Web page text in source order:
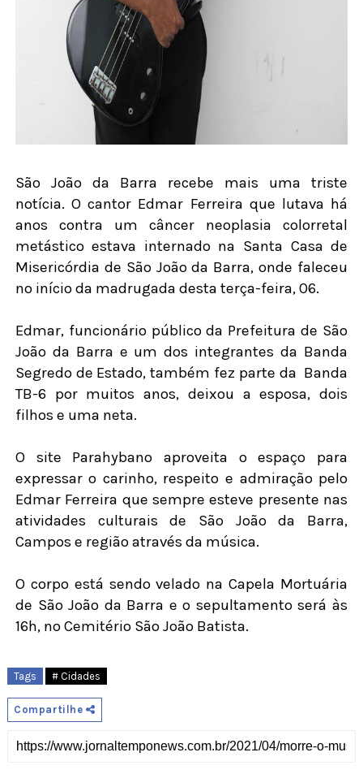
São João da Barra recebe mais uma triste
notícia. O cantor Edmar Ferreira que lutava há
anos contra um câncer neoplasia colorretal
metástico estava internado na Santa Casa de
Misericórdia de São João da Barra, onde faleceu
no início da madrugada desta terça-feira, 06.
Edmar, funcionário público da Prefeitura de São
João da Barra e um dos integrantes da Banda
Segredo de Estado, também fez parte da Banda
TB-6 por muitos anos, deixou a esposa, dois
filhos e uma neta.
O site Parahybano aproveita o espaço para
expressar o carinho, respeito e admiração pelo
Edmar Ferreira que sempre esteve presente nas
atividades culturais de São João da Barra,
Campos e região através da música.
O corpo está sendo velado na Capela Mortuária
de São João da Barra e o sepultamento será às
16h, no Cemitério São João Batista.
Tags # Cidades
Compartilhe